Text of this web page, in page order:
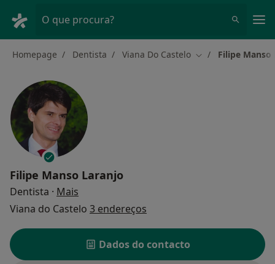
O que procura?
Homepage Dentista Viana Do Castelo Mudar de cidade
Filipe Manso
Filipe Manso Laranjo
Dentista · Mais
Viana do Castelo 3 endereços
Dados do contacto